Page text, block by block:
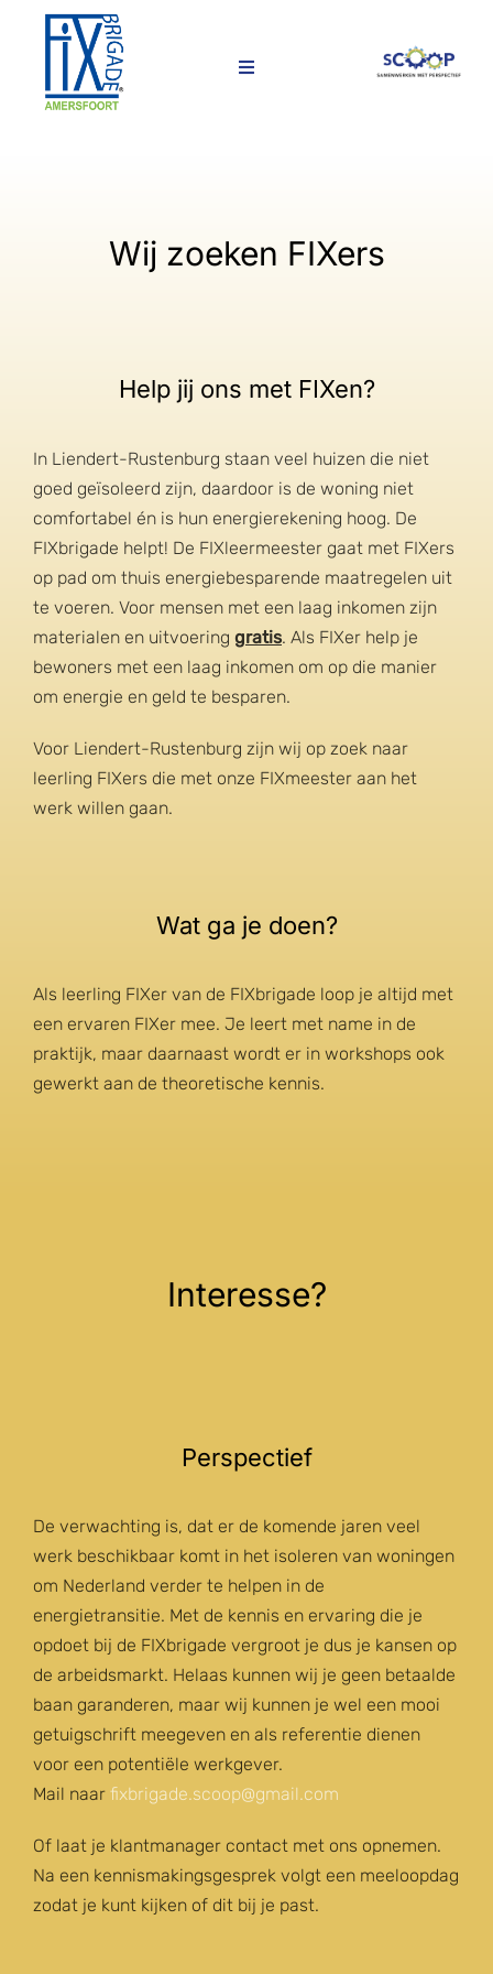
Toggle
Wij zoeken FIXersWij zoeken FIXers
Help jij ons met FIXen?
In Liendert-Rustenburg staan veel huizen die niet
goed geïsoleerd zijn, daardoor is de woning niet
comfortabel én is hun energierekening hoog. De
FIXbrigade helpt! De FIXleermeester gaat met FIXers
op pad om thuis energiebesparende maatregelen uit
te voeren. Voor mensen met een laag inkomen zijn
materialen en uitvoering gratis. Als FIXer help je
bewoners met een laag inkomen om op die manier
om energie en geld te besparen.
Voor Liendert-Rustenburg zijn wij op zoek naar
leerling FIXers die met onze FIXmeester aan het
werk willen gaan.
Wat ga je doen?
Als leerling FIXer van de FIXbrigade loop je altijd met
een ervaren FIXer mee. Je leert met name in de
praktijk, maar daarnaast wordt er in workshops ook
gewerkt aan de theoretische kennis.
Interesse?
Perspectief
De verwachting is, dat er de komende jaren veel
werk beschikbaar komt in het isoleren van woningen
om Nederland verder te helpen in de
energietransitie. Met de kennis en ervaring die je
opdoet bij de FIXbrigade vergroot je dus je kansen op
de arbeidsmarkt. Helaas kunnen wij je geen betaalde
baan garanderen, maar wij kunnen je wel een mooi
getuigschrift meegeven en als referentie dienen
voor een potentiële werkgever.
Mail naar fixbrigade.scoop@gmail.com
Of laat je klantmanager contact met ons opnemen.
Na een kennismakingsgesprek volgt een meeloopdag
zodat je kunt kijken of dit bij je past.